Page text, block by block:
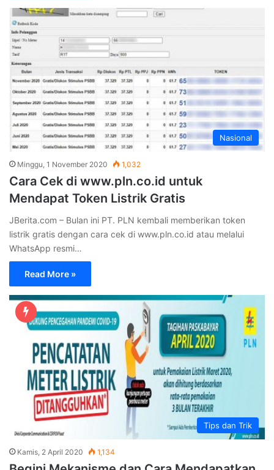
Nasional
Minggu, 1 November 2020 1,032
Cara Cek di www.pln.co.id untuk
Mendapat Token Listrik Gratis
JBerita.com – Bulan ini PT. PLN kembali memberikan token
listrik gratis dengan cara cek di www.pln.co.id atau melalui
WhatsApp resmi…
Read More »
Tips dan Trik
Kamis, 2 April 2020 1,134